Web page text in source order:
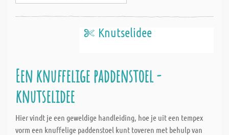
Knutselidee
Een knuffelige paddenstoel -
knutselidee
Hier vindt je een geweldige handleiding, hoe je uit een tempex
vorm een knuffelige paddenstoel kunt toveren met behulp van